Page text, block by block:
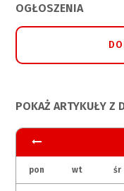
OGŁOSZENIA
POKAŻ ARTYKUŁY Z
pon wt śr